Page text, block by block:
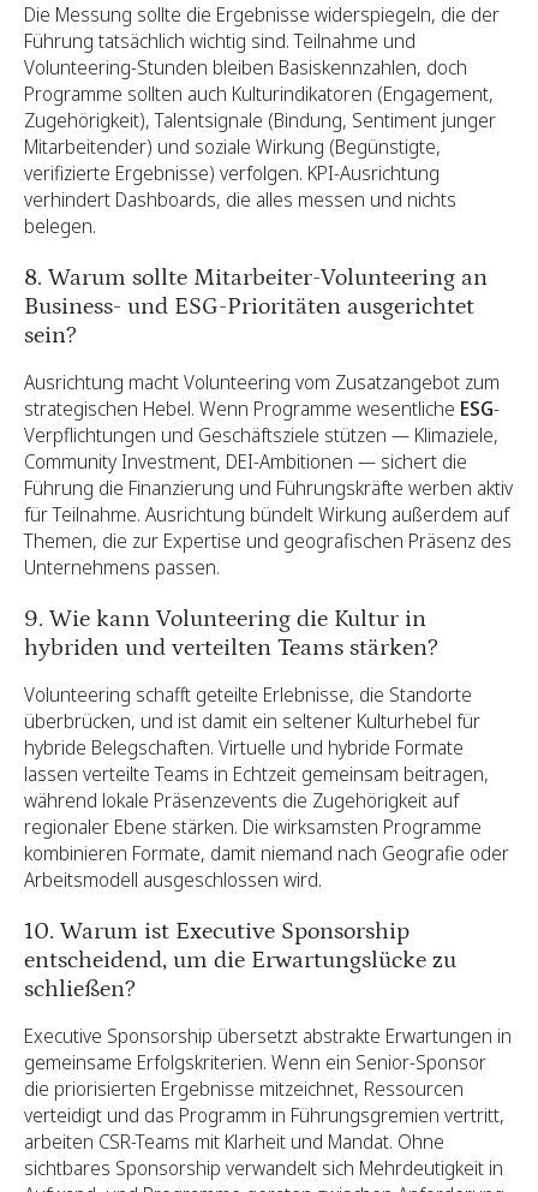
Die Messung sollte die Ergebnisse widerspiegeln, die der
Führung tatsächlich wichtig sind. Teilnahme und
Volunteering-Stunden bleiben Basiskennzahlen, doch
Programme sollten auch Kulturindikatoren (Engagement,
Zugehörigkeit), Talentsignale (Bindung, Sentiment junger
Mitarbeitender) und soziale Wirkung (Begünstigte,
verifizierte Ergebnisse) verfolgen. KPI-Ausrichtung
verhindert Dashboards, die alles messen und nichts
belegen.
8. Warum sollte Mitarbeiter-Volunteering an
Business- und ESG-Prioritäten ausgerichtet
sein?
Ausrichtung macht Volunteering vom Zusatzangebot zum
strategischen Hebel. Wenn Programme wesentliche ESG-
Verpflichtungen und Geschäftsziele stützen — Klimaziele,
Community Investment, DEI-Ambitionen — sichert die
Führung die Finanzierung und Führungskräfte werben aktiv
für Teilnahme. Ausrichtung bündelt Wirkung außerdem auf
Themen, die zur Expertise und geografischen Präsenz des
Unternehmens passen.
9. Wie kann Volunteering die Kultur in
hybriden und verteilten Teams stärken?
Volunteering schafft geteilte Erlebnisse, die Standorte
überbrücken, und ist damit ein seltener Kulturhebel für
hybride Belegschaften. Virtuelle und hybride Formate
lassen verteilte Teams in Echtzeit gemeinsam beitragen,
während lokale Präsenzevents die Zugehörigkeit auf
regionaler Ebene stärken. Die wirksamsten Programme
kombinieren Formate, damit niemand nach Geografie oder
Arbeitsmodell ausgeschlossen wird.
10. Warum ist Executive Sponsorship
entscheidend, um die Erwartungslücke zu
schließen?
Executive Sponsorship übersetzt abstrakte Erwartungen in
gemeinsame Erfolgskriterien. Wenn ein Senior-Sponsor
die priorisierten Ergebnisse mitzeichnet, Ressourcen
verteidigt und das Programm in Führungsgremien vertritt,
arbeiten CSR-Teams mit Klarheit und Mandat. Ohne
sichtbares Sponsorship verwandelt sich Mehrdeutigkeit in